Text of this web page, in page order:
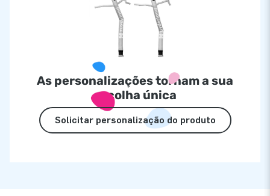
As personalizações tornam a sua
escolha única
Solicitar personalização do produto